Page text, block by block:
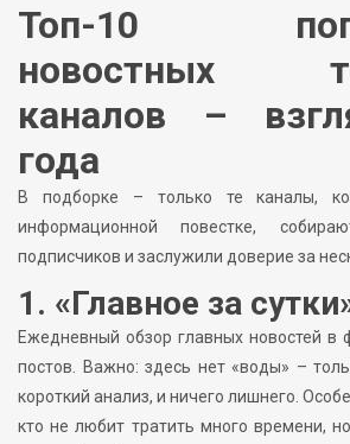
Топ-10
новостных
каналов –
года
В подборке – только те каналы,
информационной повестке,
подписчиков и заслужили доверие за
1. «Главное за
Ежедневный обзор главных новостей в
постов. Важно: здесь нет «воды» –
короткий анализ, и ничего лишнего.
кто не любит тратить много времени,